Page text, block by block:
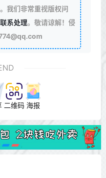
我们非常重视版权问
联系处理。敬请谅解！侵
二维码 海报